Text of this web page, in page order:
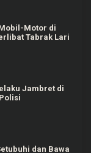
Motor di
Tabrak Lari
Jambret di
dan Bawa